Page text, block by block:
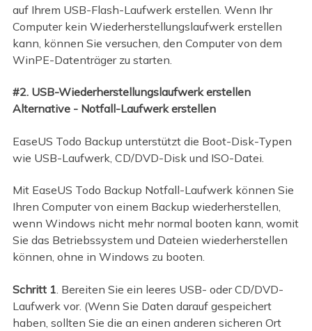
auf Ihrem USB-Flash-Laufwerk erstellen. Wenn Ihr
Computer kein Wiederherstellungslaufwerk erstellen
kann, können Sie versuchen, den Computer von dem
WinPE-Datenträger zu starten.
#2. USB-Wiederherstellungslaufwerk erstellen
Alternative - Notfall-Laufwerk erstellen
EaseUS Todo Backup unterstützt die Boot-Disk-Typen
wie USB-Laufwerk, CD/DVD-Disk und ISO-Datei.
Mit EaseUS Todo Backup Notfall-Laufwerk können Sie
Ihren Computer von einem Backup wiederherstellen,
wenn Windows nicht mehr normal booten kann, womit
Sie das Betriebssystem und Dateien wiederherstellen
können, ohne in Windows zu booten.
Schritt 1 . Bereiten Sie ein leeres USB- oder CD/DVD-
Laufwerk vor. (Wenn Sie Daten darauf gespeichert
haben, sollten Sie die an einen anderen sicheren Ort